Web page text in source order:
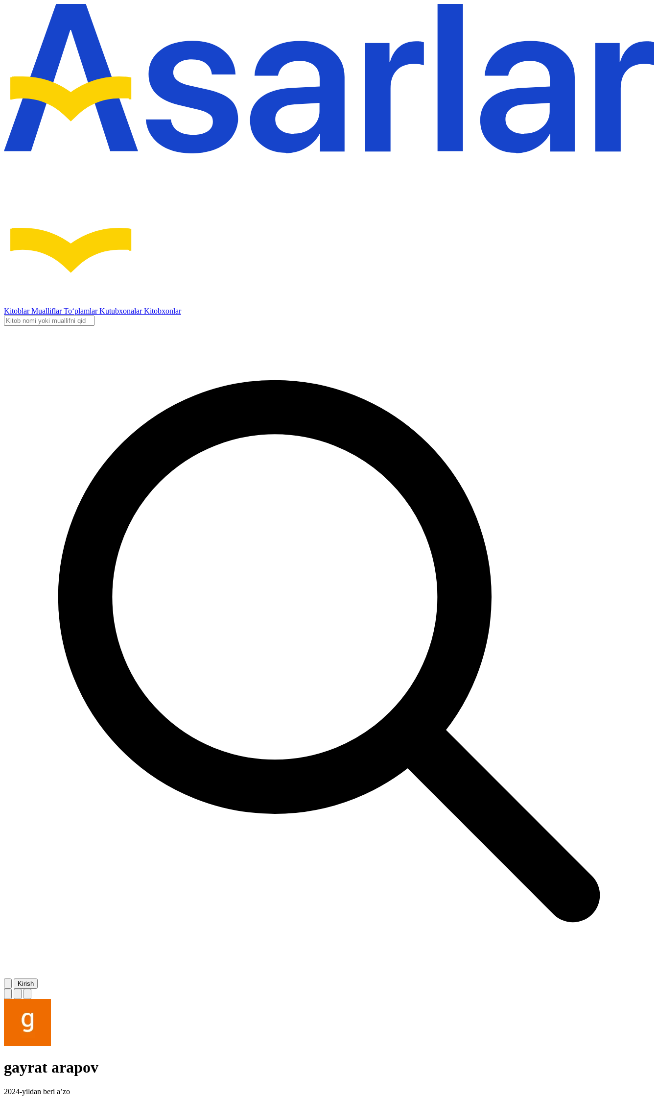
KitoblarMualliflarTo‘plamlarKutubxonalarKitobxonlar
Kirish
gayrat arapov
2024-yildan beri a’zo